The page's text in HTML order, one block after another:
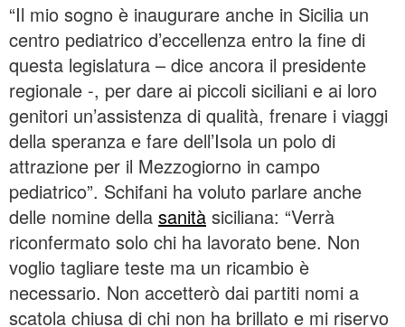
“Il mio sogno è inaugurare anche in Sicilia un
centro pediatrico d’eccellenza entro la fine di
questa legislatura – dice ancora il presidente
regionale -, per dare ai piccoli siciliani e ai loro
genitori un’assistenza di qualità, frenare i viaggi
della speranza e fare dell’Isola un polo di
attrazione per il Mezzogiorno in campo
pediatrico”. Schifani ha voluto parlare anche
delle nomine della sanità siciliana: “Verrà
riconfermato solo chi ha lavorato bene. Non
voglio tagliare teste ma un ricambio è
necessario. Non accetterò dai partiti nomi a
scatola chiusa di chi non ha brillato e mi riservo